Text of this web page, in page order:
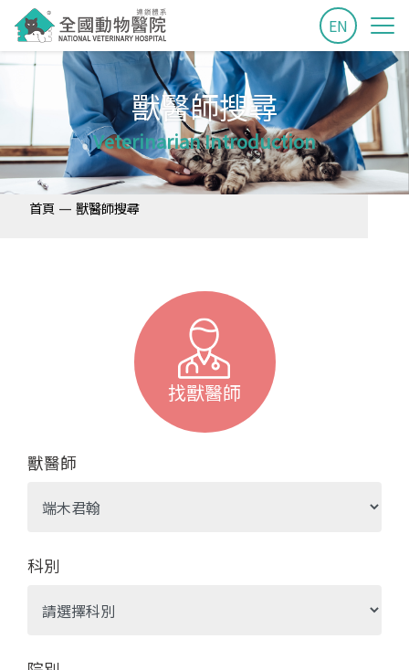
EN
獸醫師搜尋
Veterinarian Introduction
首頁 — 獸醫師搜尋
找獸醫師
獸醫師
科別